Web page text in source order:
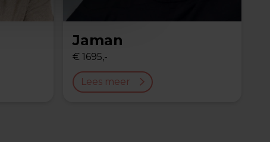
Jaman
€ 1695,-
Lees meer